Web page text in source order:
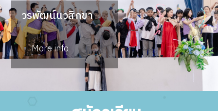
วรพัฒน์นวสิกขา
More info